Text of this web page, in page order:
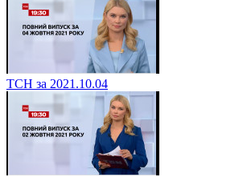
ТСН за 2021.10.04